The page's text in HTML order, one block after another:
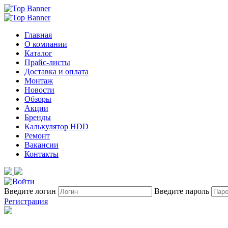
Главная
О компании
Каталог
Прайс-листы
Доставка и оплата
Монтаж
Новости
Обзоры
Акции
Бренды
Калькулятор HDD
Ремонт
Вакансии
Контакты
Введите логин Введите пароль
Регистрация